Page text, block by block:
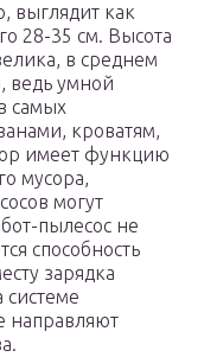
выглядит как
28-35 см. Высота
в среднем
ведь умной
самых
кроватям,
имеет функцию
мусора,
могут
пылесос не
способность
зарядка
системе
направляют